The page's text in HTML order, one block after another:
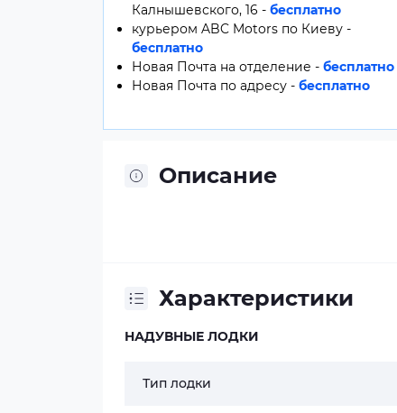
Калнышевского, 16 - бесплатно
курьером ABC Motors по Киеву -
бесплатно
Новая Почта на отделение - бесплатно
Новая Почта по адресу - бесплатно
Описание
Характеристики
НАДУВНЫЕ ЛОДКИ
Тип лодки